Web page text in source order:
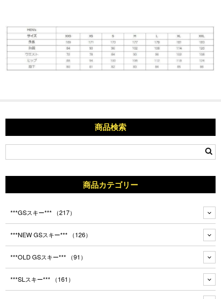
商品検索
商品カテゴリー
***GSスキー*** （217）
***NEW GSスキー*** （126）
***OLD GSスキー*** （91）
***SLスキー*** （161）